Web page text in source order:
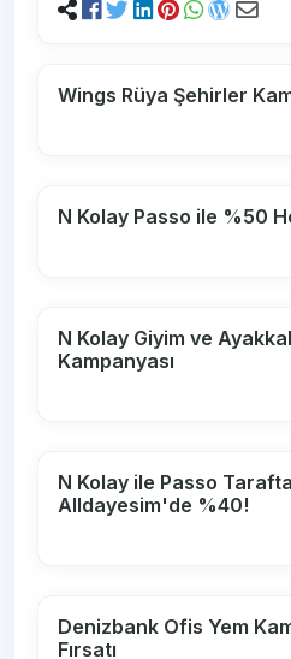
Wings Rüya Şehirler
N Kolay Passo ile %50
N Kolay Giyim ve
Kampanyası
N Kolay ile Passo
Alldayesim'de %40!
Denizbank Ofis Yem
Fırsatı